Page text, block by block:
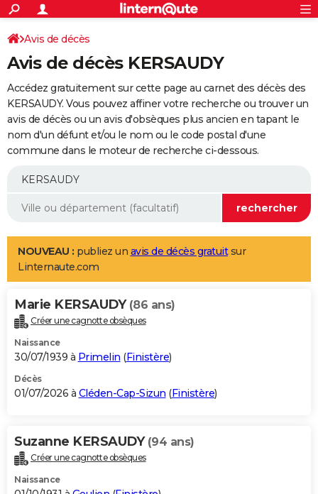
ACTUALITÉS
Politique
Société
Faits Divers
Education
Monde
Villes
+
SPORT
Coupe du monde 2026
Football
Tennis
Cyclisme
Rugby
Forum
Programme TV
TNT
Streaming
Cinéma
Sorties cinéma
Musique
+
FINANCE
Retraite
Epargne
Immobilier
Risques naturels par ville
Banque
Assurance
AUTO
Essais
Réserver un essai
Citadines
Berlines
SUV
Forum auto
+
Mobiles
Meilleur smartphone
Internet
Ordinateurs
Jeux vidéo
Guide high-tech
Aménagement intérieur
LIFESTYLE
Art de vivre
Bien-être
Loisirs
Mode
Modes de vie
Alimentation
Guide de la santé
Maladies
Médicaments
Sommeil
VOYAGE
Destinations
City break
Voyage nature
Voyage de noces
Forum
Climat
+PHOTO
GUIDES D'ACHAT
BONS PLANS
Carte de Noël
Carte Bonne année
Carte Saint-Valentin
Carte Pâques
Carte d'anniversaire
DICTIONNAIRE
Dictionnaire
Biographies
Citations
Expressions
Proverbes
PROGRAMME TV
Avis de décès
Avis de décès KERSAUDY
Accédez gratuitement sur cette page au carnet des décès des
KERSAUDY. Vous pouvez affiner votre recherche ou trouver un
avis de décès ou un avis d'obsèques plus ancien en tapant le
nom d'un défunt et/ou le nom ou le code postal d'une
commune dans le moteur de recherche ci-dessous.
NOUVEAU : publiez un avis de décès gratuitsur
Linternaute.com
Marie KERSAUDY (86 ans)
Créer une cagnotte obsèques
Naissance
30/07/1939 à Primelin (Finistère)
Décès
01/07/2026 à Cléden-Cap-Sizun (Finistère)
Suzanne KERSAUDY (94 ans)
Créer une cagnotte obsèques
Naissance